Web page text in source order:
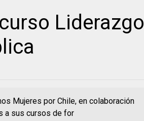
Liderazgo
Mujeres por Chile, en colaboración
a sus cursos de for